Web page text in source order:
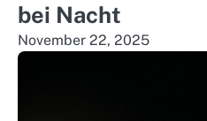
bei Nacht
November 22, 2025